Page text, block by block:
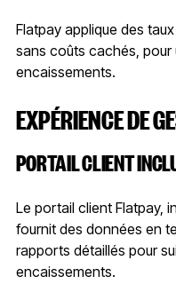
Flatpay applique des
sans coûts cachés, pour
encaissements.
EXPÉRIENCE DE
PORTAIL CLIENT
Le portail client Flatpay,
fournit des données en
rapports détaillés pour
encaissements.